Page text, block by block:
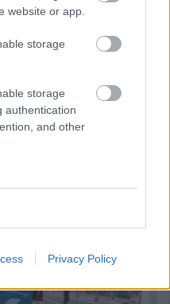
website or app.
storage
storage
authentication
and other
Privacy Policy
Camara az F1-es